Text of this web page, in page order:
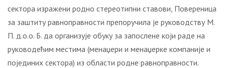
сектора изражени родно стереотипни ставови, Повереница
за заштиту равноправности препоручила је руководству М.
П. д.о.о. Б. да организује обуку за запослене који раде на
руководећим местима (менаџери и менаџерке компаније и
појединих сектора) из области родне равноправности.